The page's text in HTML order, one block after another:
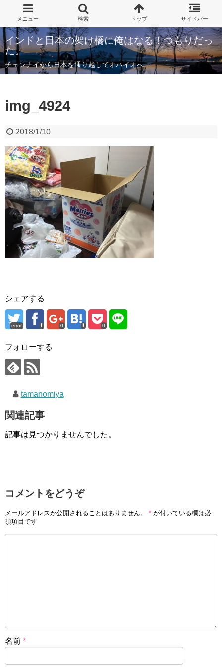
インドと日本の架け橋に俺はなる！つもりだっ
た。
チェンナイから日本を通り越してオハイオへ…
img_4924
2018/1/10
シェアする
error 0 0
フォローする
tamanomiya
関連記事
記事は見つかりませんでした。
コメントをどうぞ
メールアドレスが公開されることはありません。 * が付いている欄は必
須項目です
名前 *